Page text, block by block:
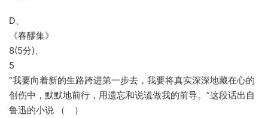
D、
《春醪集》
8(5分)、
5
“我要向着新的生路跨进第一步去，我要将真实深深地藏在心的
创伤中，默默地前行，用遗忘和说谎做我的前导。”这段话出自
鲁迅的小说 （ ）